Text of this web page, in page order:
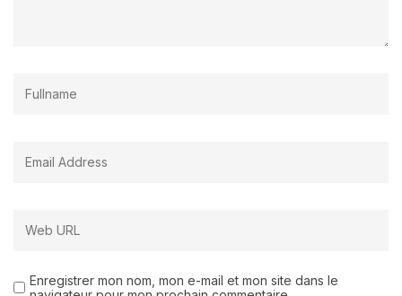
Enregistrer mon nom, mon e-mail et mon site dans le